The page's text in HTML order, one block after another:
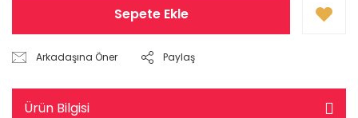
Sepete Ekle
Arkadaşına Öner Paylaş
Ürün Bilgisi